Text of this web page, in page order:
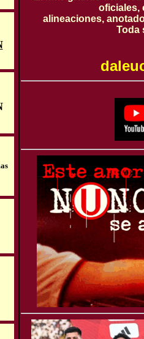
oficiales,
alineaciones,
Toda